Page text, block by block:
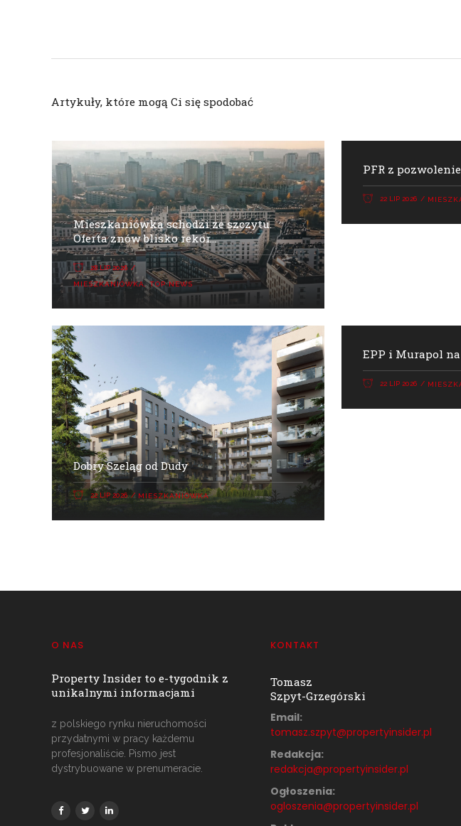
Artykuły, które mogą Ci się spodobać
Mieszkaniówka schodzi ze szczytu.
Oferta znów blisko rekor...
28 LIP 2026
MIESZKANIÓWKA,TOP NEWS
PFR z
22 LIP 2026
Dobry Szeląg od Dudy
22 LIP 2026 MIESZKANIÓWKA
EPP i Murapol
22 LIP 2026
O NAS
Property Insider to e-tygodnik z
unikalnymi informacjami
z polskiego rynku nieruchomości
przydatnymi w pracy każdemu
profesjonaliście. Pismo jest
dystrybuowane w prenumeracie.
KONTAKT
Tomasz
Szpyt-Grzegórski
Email:
tomasz.szpyt@propertyinsider.pl
Redakcja:
redakcja@propertyinsider.pl
Ogłoszenia:
ogloszenia@propertyinsider.pl